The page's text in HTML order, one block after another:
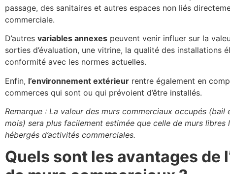
passage, des sanitaires et autres espaces non liés
commerciale.
D’autres variables annexes peuvent venir influer sur la
sorties d’évaluation, une vitrine, la qualité des installations
conformité avec les normes actuelles.
Enfin, l’environnement extérieur rentre également en
commerces qui sont ou qui prévoient d’être installés.
Remarque : La valeur des murs commerciaux occupés (bail
mois) sera plus facilement estimée que celle de murs libres
hébergés d’activités commerciales.
Quels sont les avantages de